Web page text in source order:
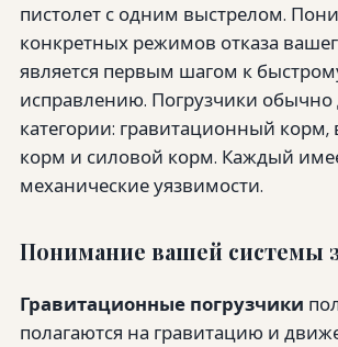
пистолет с одним выстрелом.
конкретных режимов отказа
является первым шагом к
исправлению. Погрузчики обычно
категории: гравитационный
корм и силовой корм. Каждый
механические уязвимости.
Понимание вашей системы
Гравитационные погрузчики
полагаются на гравитацию и